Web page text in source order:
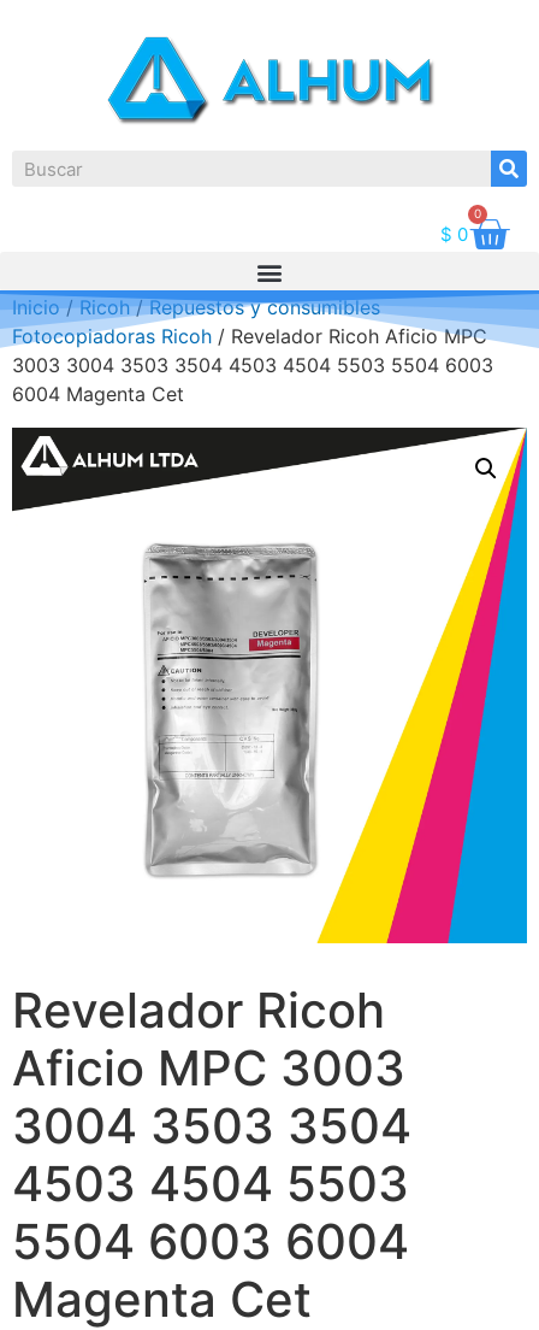
$ 0
0
Inicio/Ricoh/Repuestos y consumibles
Fotocopiadoras Ricoh / Revelador Ricoh Aficio MPC
3003 3004 3503 3504 4503 4504 5503 5504 6003
6004 Magenta Cet
Revelador Ricoh
Aficio MPC 3003
3004 3503 3504
4503 4504 5503
5504 6003 6004
Magenta Cet